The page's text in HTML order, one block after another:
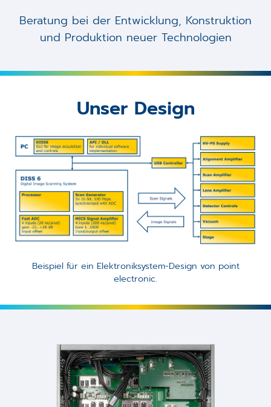
Beratung bei der Entwicklung, Konstruktion
und Produktion neuer Technologien
Beispiel für ein Elektroniksystem-Design von point
electronic.
Unser Design